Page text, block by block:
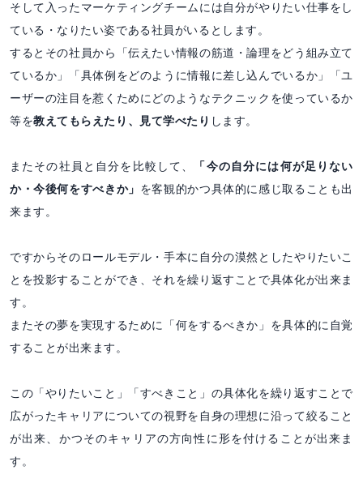
そして入ったマーケティングチームには自分がやりたい仕事をし
ている・なりたい姿である社員がいるとします。
するとその社員から「伝えたい情報の筋道・論理をどう組み立て
ているか」「具体例をどのように情報に差し込んでいるか」「ユ
ーザーの注目を惹くためにどのようなテクニックを使っているか
等を教えてもらえたり、見て学べたり します。
またその社員と自分を比較して、
「今の自分には何が足りない
か・今後何をすべきか」 を客観的かつ具体的に感じ取ることも出
来ます。
ですからそのロールモデル・手本に自分の漠然としたやりたいこ
とを投影することができ、それを繰り返すことで具体化が出来ま
す。
またその夢を実現するために「何をするべきか」を具体的に自覚
することが出来ます。
この「やりたいこと」「すべきこと」の具体化を繰り返すことで
広がったキャリアについての視野を自身の理想に沿って絞ること
が出来、かつそのキャリアの方向性に形を付けることが出来ま
す。